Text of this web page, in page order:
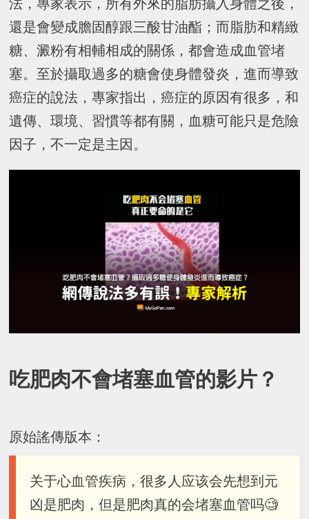
法，專家表示，所有外來的脂肪攝入身體之後，
還是會變成膽固醇跟三酸甘油酯；而脂肪和精緻
糖、澱粉有相輔相成的關係，都會造成血管堵
塞。至於攝取過多的糖會使身體發炎，進而導致
癌症的說法，專家指出，癌症的原因有很多，和
遺傳、環境、習慣等都有關，血糖可能只是危險
因子，不一定是主因。
吃肥肉不會堵塞血管的影片？
原始謠傳版本：
关于心血管疾病，很多人应该会先想到元
凶是肥肉，但是肥肉真的会堵塞血管吗🧐